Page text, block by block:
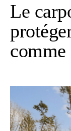
Le
comme